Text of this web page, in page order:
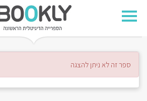
ספר זה לא ניתן להצגה